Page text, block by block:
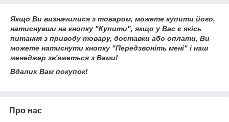
Якщо Ви визначилися з товаром, можете купити його,
натиснувши на кнопку "Купити", якщо у Вас є якісь
питання з приводу товару, доставки або оплати, Ви
можете натиснути кнопку "Передзвоніть мені" і наш
менеджер зв'яжеться з Вами!
Вдалих Вам покупок!
Про нас